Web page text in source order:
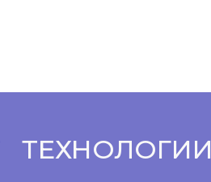
ТЕХНОЛОГИИ